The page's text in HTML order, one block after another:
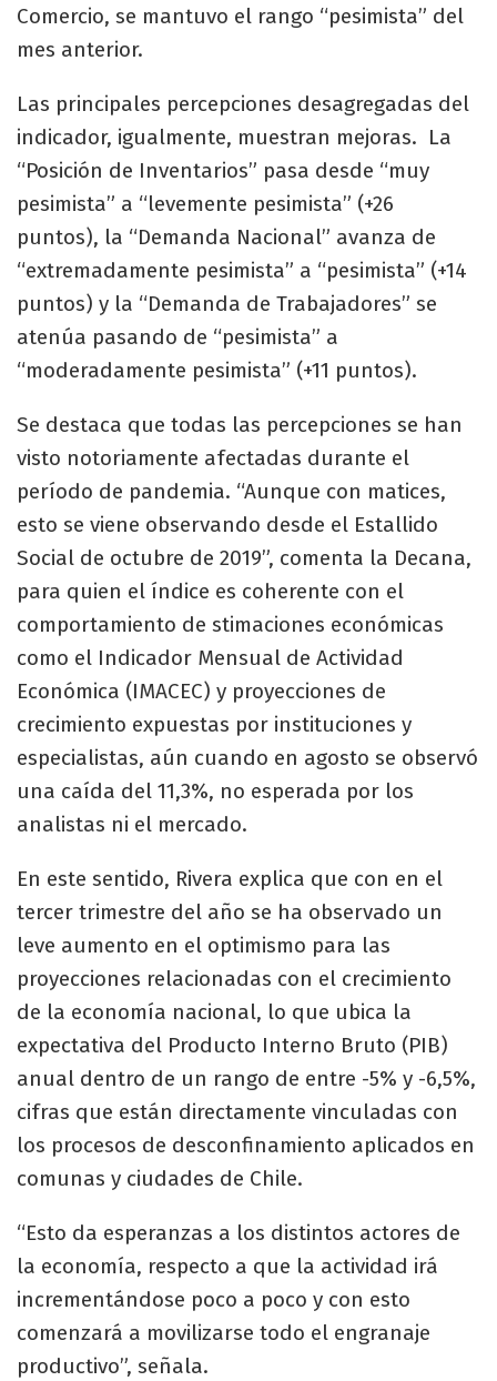
Comercio, se mantuvo el rango “pesimista” del
mes anterior.
Las principales percepciones desagregadas del
indicador, igualmente, muestran mejoras. La
“Posición de Inventarios” pasa desde “muy
pesimista” a “levemente pesimista” (+26
puntos), la “Demanda Nacional” avanza de
“extremadamente pesimista” a “pesimista” (+14
puntos) y la “Demanda de Trabajadores” se
atenúa pasando de “pesimista” a
“moderadamente pesimista” (+11 puntos).
Se destaca que todas las percepciones se han
visto notoriamente afectadas durante el
período de pandemia. “Aunque con matices,
esto se viene observando desde el Estallido
Social de octubre de 2019”, comenta la Decana,
para quien el índice es coherente con el
comportamiento de stimaciones económicas
como el Indicador Mensual de Actividad
Económica (IMACEC) y proyecciones de
crecimiento expuestas por instituciones y
especialistas, aún cuando en agosto se observó
una caída del 11,3%, no esperada por los
analistas ni el mercado.
En este sentido, Rivera explica que con en el
tercer trimestre del año se ha observado un
leve aumento en el optimismo para las
proyecciones relacionadas con el crecimiento
de la economía nacional, lo que ubica la
expectativa del Producto Interno Bruto (PIB)
anual dentro de un rango de entre -5% y -6,5%,
cifras que están directamente vinculadas con
los procesos de desconfinamiento aplicados en
comunas y ciudades de Chile.
“Esto da esperanzas a los distintos actores de
la economía, respecto a que la actividad irá
incrementándose poco a poco y con esto
comenzará a movilizarse todo el engranaje
productivo”, señala.